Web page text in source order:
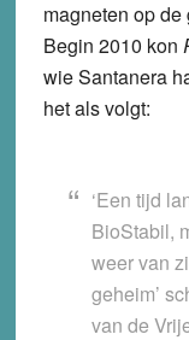
magneten op
Begin 2010 kon
wie Santanera
het als volgt:
‘Een tijd
BioStabil,
weer van
geheim’
van de